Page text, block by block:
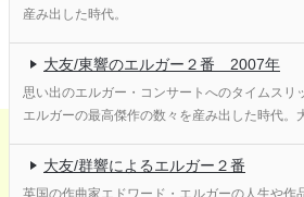
産み出した時代。
大友/東響のエルガー２番 2007年
思い出のエルガー・コンサートへのタイムスリ
エルガーの最高傑作の数々を産み出した時代。
大友/群響によるエルガー２番
英国の作曲家エドワード・エルガーの人生や作